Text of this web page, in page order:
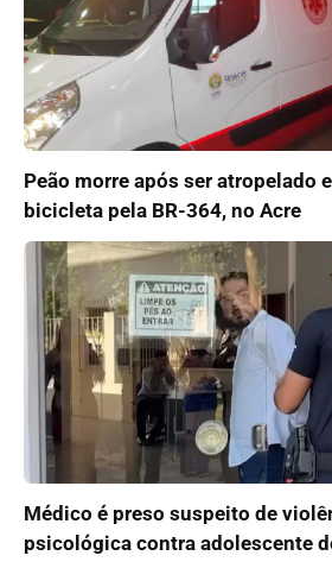
Peão morre após ser atropelado
bicicleta pela BR-364, no Acre
Médico é preso suspeito de
psicológica contra adolescente